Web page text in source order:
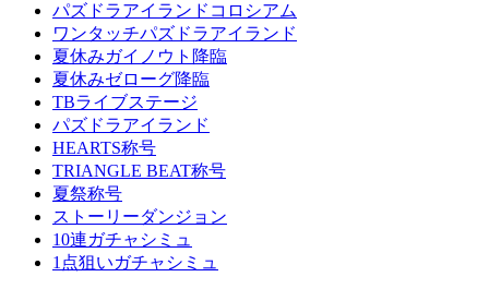
パズドラアイランドコロシアム
ワンタッチパズドラアイランド
夏休みガイノウト降臨
夏休みゼローグ降臨
TBライブステージ
パズドラアイランド
HEARTS称号
TRIANGLE BEAT称号
夏祭称号
ストーリーダンジョン
10連ガチャシミュ
1点狙いガチャシミュ